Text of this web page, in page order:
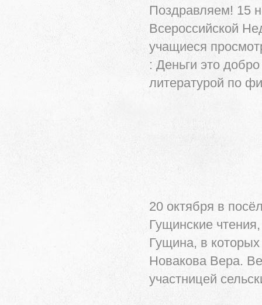
Поздравляем! 15
Всероссийской
учащиеся
: Деньги это
литературой по
20 октября в
Гущинские
Гущина, в
Новакова Вера.
участницей